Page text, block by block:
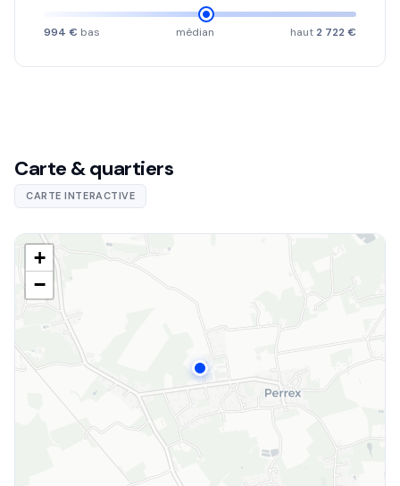
994 € bas médian haut 2 722 €
Carte & quartiers
CARTE INTERACTIVE
+
−